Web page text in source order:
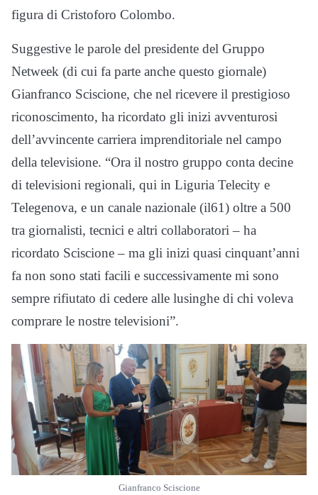
figura di Cristoforo Colombo.
Suggestive le parole del presidente del Gruppo
Netweek (di cui fa parte anche questo giornale)
Gianfranco Sciscione, che nel ricevere il prestigioso
riconoscimento, ha ricordato gli inizi avventurosi
dell’avvincente carriera imprenditoriale nel campo
della televisione. “Ora il nostro gruppo conta decine
di televisioni regionali, qui in Liguria Telecity e
Telegenova, e un canale nazionale (il61) oltre a 500
tra giornalisti, tecnici e altri collaboratori – ha
ricordato Sciscione – ma gli inizi quasi cinquant’anni
fa non sono stati facili e successivamente mi sono
sempre rifiutato di cedere alle lusinghe di chi voleva
comprare le nostre televisioni”.
Gianfranco Sciscione